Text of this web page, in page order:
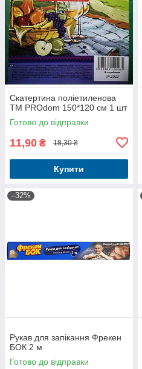
Скатертина поліетиленова
ТМ PROdom 150*120 см 1 шт
Готово до відправки
11,90 ₴ 18,30 ₴
Купити
–32%
Рукав для запікання Фрекен
БОК 2 м
Готово до відправки